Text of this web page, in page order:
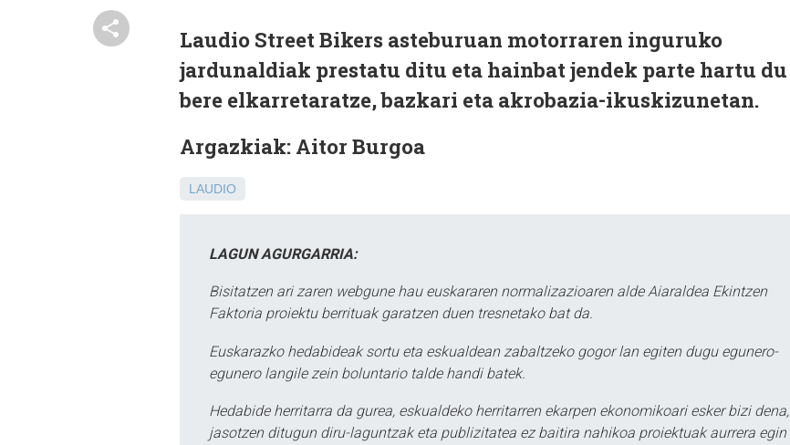
Laudio Street Bikers asteburuan motorraren inguruko
jardunaldiak prestatu ditu eta hainbat jendek parte hartu du
bere elkarretaratze, bazkari eta akrobazia-ikuskizunetan.
Argazkiak: Aitor Burgoa
LAUDIO
LAGUN AGURGARRIA:
Bisitatzen ari zaren webgune hau euskararen normalizazioaren alde Aiaraldea Ekintzen
Faktoria proiektu berrituak garatzen duen tresnetako bat da.
Euskarazko hedabideak sortu eta eskualdean zabaltzeko gogor lan egiten dugu egunero-
egunero langile zein boluntario talde handi batek.
Hedabide herritarra da gurea, eskualdeko herritarren ekarpen ekonomikoari esker bizi dena,
jasotzen ditugun diru-laguntzak eta publizitatea ez baitira nahikoa proiektuak aurrera egin